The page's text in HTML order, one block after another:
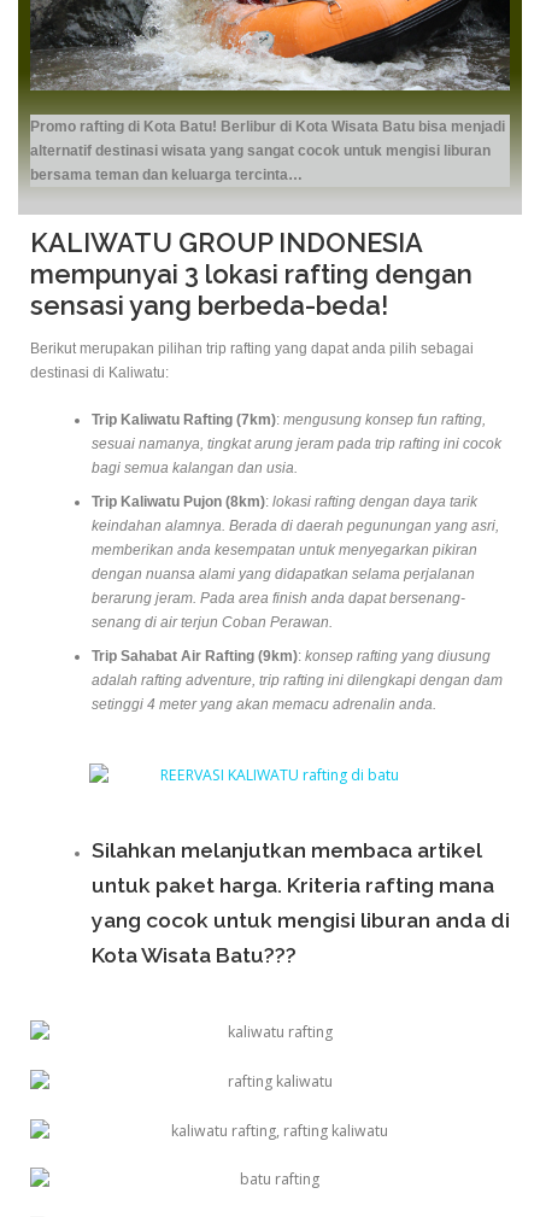
Promo rafting di Kota Batu! Berlibur di Kota Wisata Batu bisa menjadi
alternatif destinasi wisata yang sangat cocok untuk mengisi liburan
bersama teman dan keluarga tercinta…
KALIWATU GROUP INDONESIA
mempunyai 3 lokasi rafting dengan
sensasi yang berbeda-beda!
Berikut merupakan pilihan trip rafting yang dapat anda pilih sebagai
destinasi di Kaliwatu:
Trip Kaliwatu Rafting (7km):mengusung konsep fun rafting,
sesuai namanya, tingkat arung jeram pada trip rafting ini cocok
bagi semua kalangan dan usia.
Trip Kaliwatu Pujon (8km): lokasi rafting dengan daya tarik
keindahan alamnya. Berada di daerah pegunungan yang asri,
memberikan anda kesempatan untuk menyegarkan pikiran
dengan nuansa alami yang didapatkan selama perjalanan
berarung jeram. Pada area finish anda dapat bersenang-
senang di air terjun Coban Perawan.
Trip Sahabat Air Rafting (9km): konsep rafting yang diusung
adalah rafting adventure, trip rafting ini dilengkapi dengan dam
setinggi 4 meter yang akan memacu adrenalin anda.
Silahkan melanjutkan membaca artikel
untuk paket harga. Kriteria rafting mana
yang cocok untuk mengisi liburan anda di
Kota Wisata Batu???